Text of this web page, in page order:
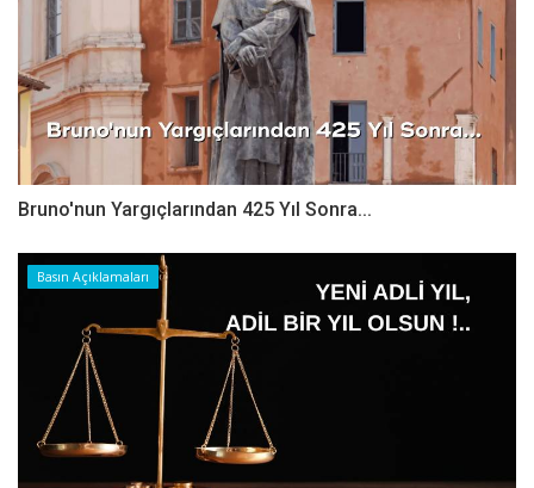
Bruno'nun Yargıçlarından 425 Yıl Sonra...
Basın Açıklamaları